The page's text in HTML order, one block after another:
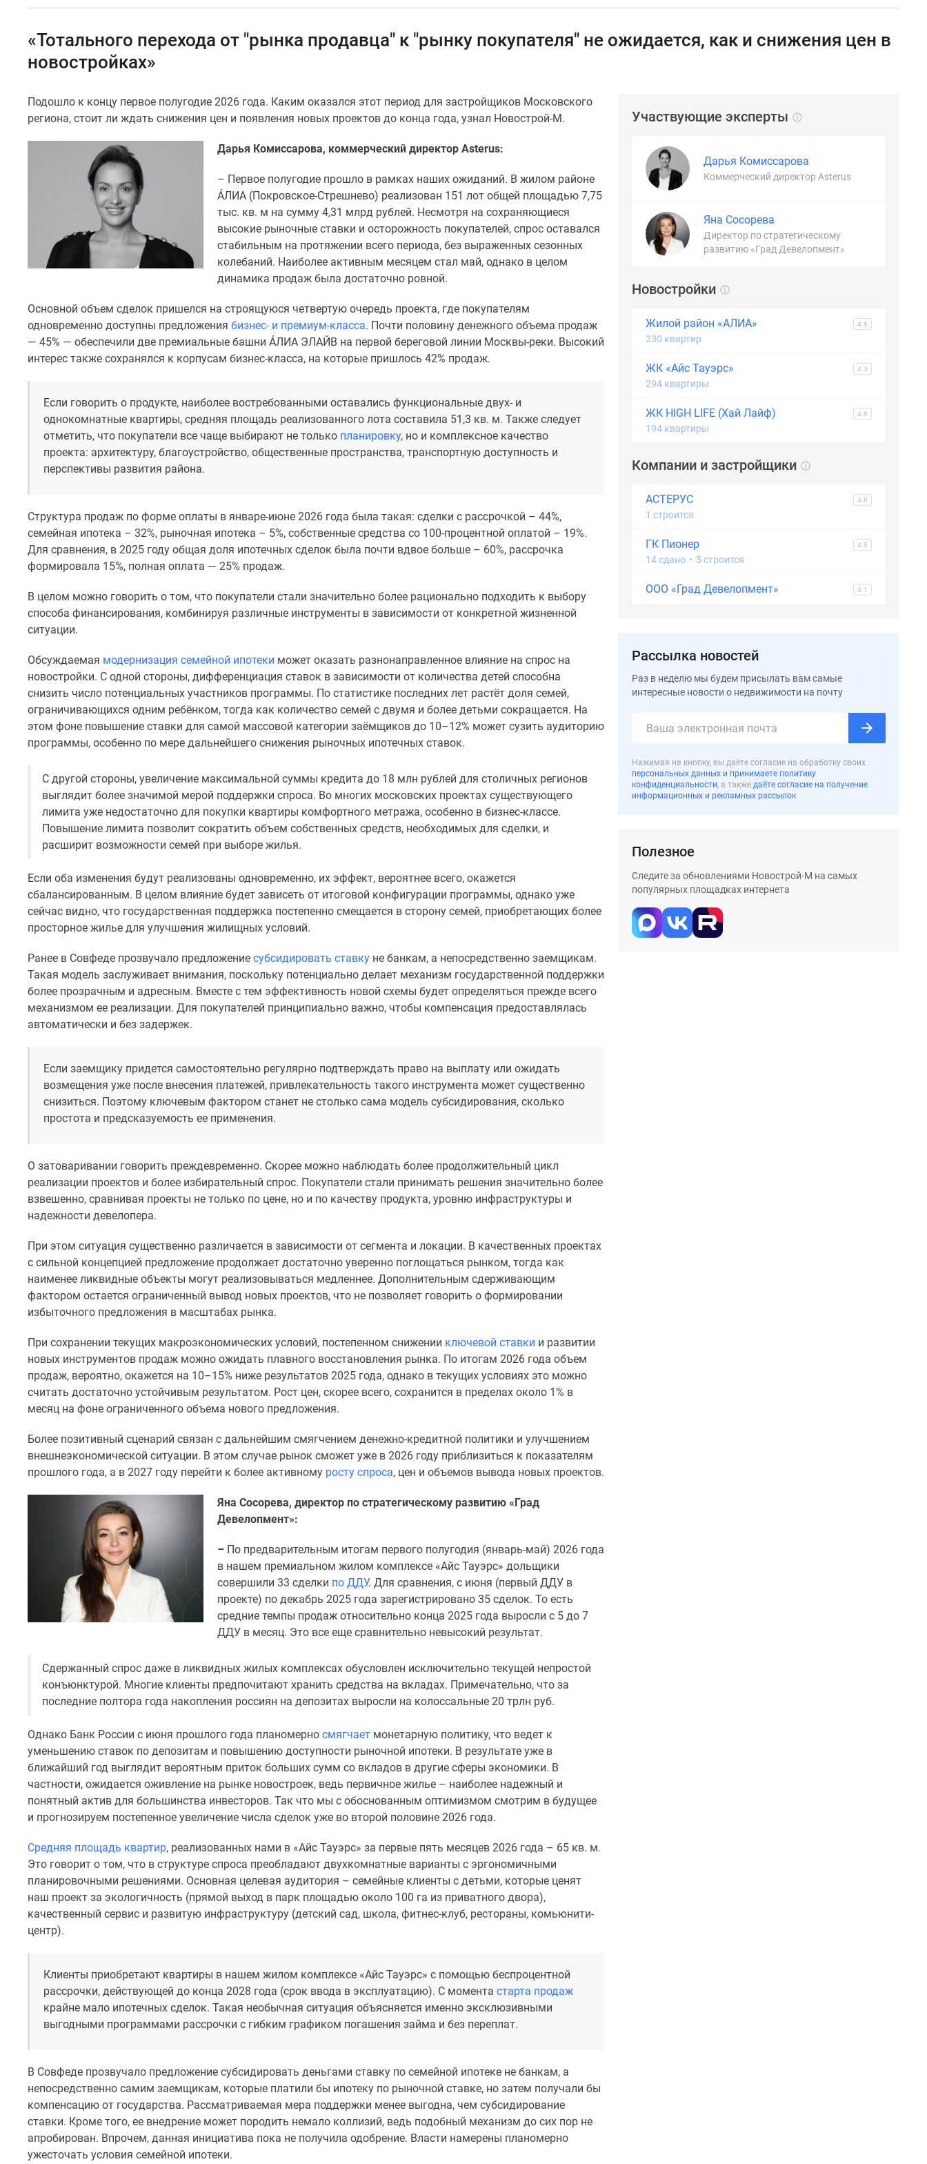
помещения
Панорамы
новостроек
Видеообзор
комнатные
Квартиры
Медиа
Новости
недвижимости
Мнение
эксперта
Аналитика
Покупателю
Эксперты
авторы
проекте
Апартаменты
#траншевая
ипотека
Квартиры
скидками
новостроек
Субсидированная
застройщиком
Программа
реновации
Москве
Новостройки
премиум-
класса
Новостройки
бизнес-
Рассрочка
ипотека
коттеджи
поселки
Москве
Готовые
коттеджные
Строящиеся
поселки
Коттеджные
Коттеджи
«Тотального перехода от "рынка продавца" к "рынку покупателя" не ожидается, как и снижения цен в
новостройках»
Подошло к концу первое полугодие 2026 года. Каким оказался этот период для застройщиков Московского
региона, стоит ли ждать снижения цен и появления новых проектов до конца года, узнал Новострой-М.
Дарья Комиссарова, коммерческий директор Asterus:
– Первое полугодие прошло в рамках наших ожиданий. В жилом районе
ÁЛИA (Покровское-Стрешнево) реализован 151 лот общей площадью 7,75
тыс. кв. м на сумму 4,31 млрд рублей. Несмотря на сохраняющиеся
высокие рыночные ставки и осторожность покупателей, спрос оставался
стабильным на протяжении всего периода, без выраженных сезонных
колебаний. Наиболее активным месяцем стал май, однако в целом
динамика продаж была достаточно ровной.
Основной объем сделок пришелся на строящуюся четвертую очередь проекта, где покупателям
одновременно доступны предложения бизнес- и премиум-класса. Почти половину денежного объема продаж
— 45% — обеспечили две премиальные башни ÁЛИА ЭЛАЙВ на первой береговой линии Москвы-реки. Высокий
интерес также сохранялся к корпусам бизнес-класса, на которые пришлось 42% продаж.
Если говорить о продукте, наиболее востребованными оставались функциональные двух- и
однокомнатные квартиры, средняя площадь реализованного лота составила 51,3 кв. м. Также следует
отметить, что покупатели все чаще выбирают не только планировку, но и комплексное качество
проекта: архитектуру, благоустройство, общественные пространства, транспортную доступность и
перспективы развития района.
Структура продаж по форме оплаты в январе-июне 2026 года была такая: сделки с рассрочкой – 44%,
семейная ипотека – 32%, рыночная ипотека – 5%, собственные средства со 100-процентной оплатой – 19%.
Для сравнения, в 2025 году общая доля ипотечных сделок была почти вдвое больше – 60%, рассрочка
формировала 15%, полная оплата — 25% продаж.
В целом можно говорить о том, что покупатели стали значительно более рационально подходить к выбору
способа финансирования, комбинируя различные инструменты в зависимости от конкретной жизненной
ситуации.
Обсуждаемая модернизация семейной ипотеки может оказать разнонаправленное влияние на спрос на
новостройки. С одной стороны, дифференциация ставок в зависимости от количества детей способна
снизить число потенциальных участников программы. По статистике последних лет растёт доля семей,
ограничивающихся одним ребёнком, тогда как количество семей с двумя и более детьми сокращается. На
этом фоне повышение ставки для самой массовой категории заёмщиков до 10–12% может сузить аудиторию
программы, особенно по мере дальнейшего снижения рыночных ипотечных ставок.
С другой стороны, увеличение максимальной суммы кредита до 18 млн рублей для столичных регионов
выглядит более значимой мерой поддержки спроса. Во многих московских проектах существующего
лимита уже недостаточно для покупки квартиры комфортного метража, особенно в бизнес-классе.
Повышение лимита позволит сократить объем собственных средств, необходимых для сделки, и
расширит возможности семей при выборе жилья.
Если оба изменения будут реализованы одновременно, их эффект, вероятнее всего, окажется
сбалансированным. В целом влияние будет зависеть от итоговой конфигурации программы, однако уже
сейчас видно, что государственная поддержка постепенно смещается в сторону семей, приобретающих более
просторное жилье для улучшения жилищных условий.
Ранее в Совфеде прозвучало предложение субсидировать ставку не банкам, а непосредственно заемщикам.
Такая модель заслуживает внимания, поскольку потенциально делает механизм государственной поддержки
более прозрачным и адресным. Вместе с тем эффективность новой схемы будет определяться прежде всего
механизмом ее реализации. Для покупателей принципиально важно, чтобы компенсация предоставлялась
автоматически и без задержек.
Если заемщику придется самостоятельно регулярно подтверждать право на выплату или ожидать
возмещения уже после внесения платежей, привлекательность такого инструмента может существенно
снизиться. Поэтому ключевым фактором станет не столько сама модель субсидирования, сколько
простота и предсказуемость ее применения.
О затоваривании говорить преждевременно. Скорее можно наблюдать более продолжительный цикл
реализации проектов и более избирательный спрос. Покупатели стали принимать решения значительно более
взвешенно, сравнивая проекты не только по цене, но и по качеству продукта, уровню инфраструктуры и
надежности девелопера.
При этом ситуация существенно различается в зависимости от сегмента и локации. В качественных проектах
с сильной концепцией предложение продолжает достаточно уверенно поглощаться рынком, тогда как
наименее ликвидные объекты могут реализовываться медленнее. Дополнительным сдерживающим
фактором остается ограниченный вывод новых проектов, что не позволяет говорить о формировании
избыточного предложения в масштабах рынка.
При сохранении текущих макроэкономических условий, постепенном снижении ключевой ставки и развитии
новых инструментов продаж можно ожидать плавного восстановления рынка. По итогам 2026 года объем
продаж, вероятно, окажется на 10–15% ниже результатов 2025 года, однако в текущих условиях это можно
считать достаточно устойчивым результатом. Рост цен, скорее всего, сохранится в пределах около 1% в
месяц на фоне ограниченного объема нового предложения.
Более позитивный сценарий связан с дальнейшим смягчением денежно-кредитной политики и улучшением
внешнеэкономической ситуации. В этом случае рынок сможет уже в 2026 году приблизиться к показателям
прошлого года, а в 2027 году перейти к более активному росту спроса, цен и объемов вывода новых проектов.
Яна Сосорева, директор по стратегическому развитию «Град
Девелопмент»:
– По предварительным итогам первого полугодия (январь-май) 2026 года
в нашем премиальном жилом комплексе «Айс Тауэрс» дольщики
совершили 33 сделки по ДДУ. Для сравнения, с июня (первый ДДУ в
проекте) по декабрь 2025 года зарегистрировано 35 сделок. То есть
средние темпы продаж относительно конца 2025 года выросли с 5 до 7
ДДУ в месяц. Это все еще сравнительно невысокий результат.
Сдержанный спрос даже в ликвидных жилых комплексах обусловлен исключительно текущей непростой
конъюнктурой. Многие клиенты предпочитают хранить средства на вкладах. Примечательно, что за
последние полтора года накопления россиян на депозитах выросли на колоссальные 20 трлн руб.
Однако Банк России с июня прошлого года планомерно смягчает монетарную политику, что ведет к
уменьшению ставок по депозитам и повышению доступности рыночной ипотеки. В результате уже в
ближайший год выглядит вероятным приток больших сумм со вкладов в другие сферы экономики. В
частности, ожидается оживление на рынке новостроек, ведь первичное жилье – наиболее надежный и
понятный актив для большинства инвесторов. Так что мы с обоснованным оптимизмом смотрим в будущее
и прогнозируем постепенное увеличение числа сделок уже во второй половине 2026 года.
Средняя площадь квартир, реализованных нами в «Айс Тауэрс» за первые пять месяцев 2026 года – 65 кв. м.
Это говорит о том, что в структуре спроса преобладают двухкомнатные варианты с эргономичными
планировочными решениями. Основная целевая аудитория – семейные клиенты с детьми, которые ценят
наш проект за экологичность (прямой выход в парк площадью около 100 га из приватного двора),
качественный сервис и развитую инфраструктуру (детский сад, школа, фитнес-клуб, рестораны, комьюнити-
центр).
Клиенты приобретают квартиры в нашем жилом комплексе «Айс Тауэрс» с помощью беспроцентной
рассрочки, действующей до конца 2028 года (срок ввода в эксплуатацию). С момента старта продаж
крайне мало ипотечных сделок. Такая необычная ситуация объясняется именно эксклюзивными
выгодными программами рассрочки с гибким графиком погашения займа и без переплат.
В Совфеде прозвучало предложение субсидировать деньгами ставку по семейной ипотеке не банкам, а
непосредственно самим заемщикам, которые платили бы ипотеку по рыночной ставке, но затем получали бы
компенсацию от государства. Рассматриваемая мера поддержки менее выгодна, чем субсидирование
ставки. Кроме того, ее внедрение может породить немало коллизий, ведь подобный механизм до сих пор не
апробирован. Впрочем, данная инициатива пока не получила одобрение. Власти намерены планомерно
ужесточать условия семейной ипотеки.
Участвующие эксперты
Дарья Комиссарова
Коммерческий директор Asterus
Яна Сосорева
Директор по стратегическому
развитию «Град Девелопмент»
Новостройки
Жилой район «АЛИА» 4.6
230 квартир
ЖК «Айс Тауэрс» 4.3
294 квартиры
ЖК HIGH LIFE (Хай Лайф) 4.6
194 квартиры
Компании и застройщики
АСТЕРУС 4.8
1 строится
ГК Пионер 4.8
14 сдано • 5 строится
ООО «Град Девелопмент» 4.1
Рассылка новостей
Раз в неделю мы будем присылать вам самые
интересные новости о недвижимости на почту
Нажимая на кнопку, вы даёте согласие на обработку своих
персональных данных и принимаете политику
конфиденциальности, а также даёте согласие на получение
информационных и рекламных рассылок
Полезное
Следите за обновлениями Новострой-М на самых
популярных площадках интернета